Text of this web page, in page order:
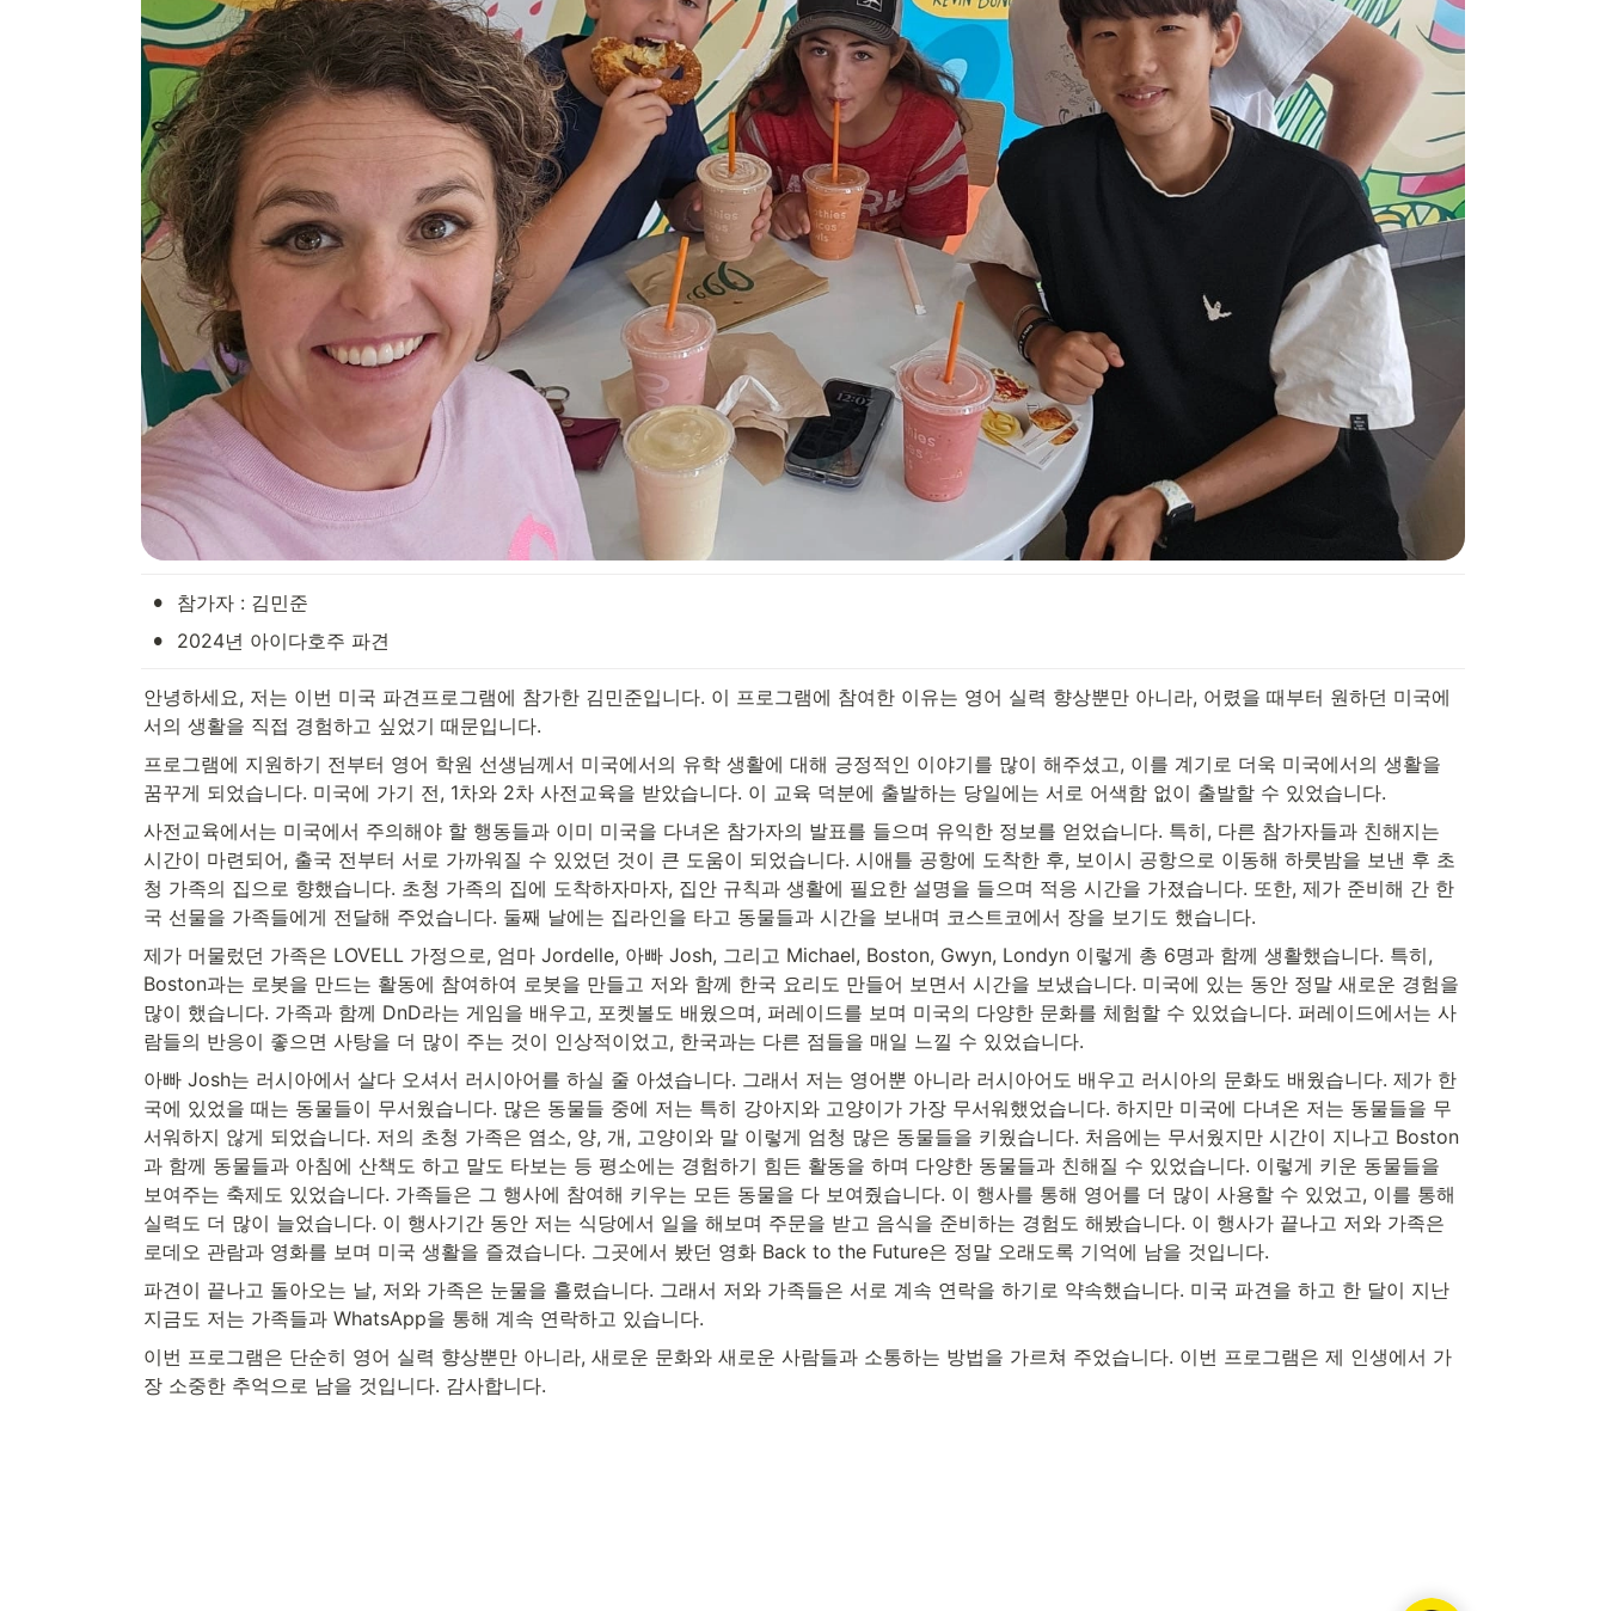
• 참가자 : 김민준
• 2024년 아이다호주 파견
안녕하세요, 저는 이번 미국 파견프로그램에 참가한 김민준입니다. 이 프로그램에 참여한 이유는 영어 실력 향상뿐만 아니라, 어렸을 때부터 원하던 미국에
서의 생활을 직접 경험하고 싶었기 때문입니다.
프로그램에 지원하기 전부터 영어 학원 선생님께서 미국에서의 유학 생활에 대해 긍정적인 이야기를 많이 해주셨고, 이를 계기로 더욱 미국에서의 생활을
꿈꾸게 되었습니다. 미국에 가기 전, 1차와 2차 사전교육을 받았습니다. 이 교육 덕분에 출발하는 당일에는 서로 어색함 없이 출발할 수 있었습니다.
사전교육에서는 미국에서 주의해야 할 행동들과 이미 미국을 다녀온 참가자의 발표를 들으며 유익한 정보를 얻었습니다. 특히, 다른 참가자들과 친해지는
시간이 마련되어, 출국 전부터 서로 가까워질 수 있었던 것이 큰 도움이 되었습니다. 시애틀 공항에 도착한 후, 보이시 공항으로 이동해 하룻밤을 보낸 후 초
청 가족의 집으로 향했습니다. 초청 가족의 집에 도착하자마자, 집안 규칙과 생활에 필요한 설명을 들으며 적응 시간을 가졌습니다. 또한, 제가 준비해 간 한
국 선물을 가족들에게 전달해 주었습니다. 둘째 날에는 집라인을 타고 동물들과 시간을 보내며 코스트코에서 장을 보기도 했습니다.
제가 머물렀던 가족은 LOVELL 가정으로, 엄마 Jordelle, 아빠 Josh, 그리고 Michael, Boston, Gwyn, Londyn 이렇게 총 6명과 함께 생활했습니다. 특히,
Boston과는 로봇을 만드는 활동에 참여하여 로봇을 만들고 저와 함께 한국 요리도 만들어 보면서 시간을 보냈습니다. 미국에 있는 동안 정말 새로운 경험을
많이 했습니다. 가족과 함께 DnD라는 게임을 배우고, 포켓볼도 배웠으며, 퍼레이드를 보며 미국의 다양한 문화를 체험할 수 있었습니다. 퍼레이드에서는 사
람들의 반응이 좋으면 사탕을 더 많이 주는 것이 인상적이었고, 한국과는 다른 점들을 매일 느낄 수 있었습니다.
아빠 Josh는 러시아에서 살다 오셔서 러시아어를 하실 줄 아셨습니다. 그래서 저는 영어뿐 아니라 러시아어도 배우고 러시아의 문화도 배웠습니다. 제가 한
국에 있었을 때는 동물들이 무서웠습니다. 많은 동물들 중에 저는 특히 강아지와 고양이가 가장 무서워했었습니다. 하지만 미국에 다녀온 저는 동물들을 무
서워하지 않게 되었습니다. 저의 초청 가족은 염소, 양, 개, 고양이와 말 이렇게 엄청 많은 동물들을 키웠습니다. 처음에는 무서웠지만 시간이 지나고 Boston
과 함께 동물들과 아침에 산책도 하고 말도 타보는 등 평소에는 경험하기 힘든 활동을 하며 다양한 동물들과 친해질 수 있었습니다. 이렇게 키운 동물들을
보여주는 축제도 있었습니다. 가족들은 그 행사에 참여해 키우는 모든 동물을 다 보여줬습니다. 이 행사를 통해 영어를 더 많이 사용할 수 있었고, 이를 통해
실력도 더 많이 늘었습니다. 이 행사기간 동안 저는 식당에서 일을 해보며 주문을 받고 음식을 준비하는 경험도 해봤습니다. 이 행사가 끝나고 저와 가족은
로데오 관람과 영화를 보며 미국 생활을 즐겼습니다. 그곳에서 봤던 영화 Back to the Future은 정말 오래도록 기억에 남을 것입니다.
파견이 끝나고 돌아오는 날, 저와 가족은 눈물을 흘렸습니다. 그래서 저와 가족들은 서로 계속 연락을 하기로 약속했습니다. 미국 파견을 하고 한 달이 지난
지금도 저는 가족들과 WhatsApp을 통해 계속 연락하고 있습니다.
이번 프로그램은 단순히 영어 실력 향상뿐만 아니라, 새로운 문화와 새로운 사람들과 소통하는 방법을 가르쳐 주었습니다. 이번 프로그램은 제 인생에서 가
장 소중한 추억으로 남을 것입니다. 감사합니다.